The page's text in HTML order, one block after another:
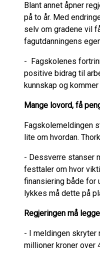
Blant annet åpner
på to år. Med
selv om gradene vil
fagutdanningens
- Fagskolenes
positive bidrag til
kunnskap og
Mange lovord, få
Fagskolemeldingen
lite om hvordan.
- Dessverre stanser
festtaler om hvor
finansiering både for
lykkes må dette på
Regjeringen må
- I meldingen skryter
millioner kroner over